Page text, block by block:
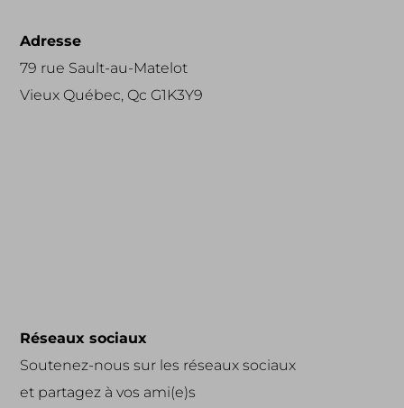
Adresse
79 rue Sault-au-Matelot
Vieux Québec, Qc G1K3Y9
Réseaux sociaux
Soutenez-nous sur les réseaux sociaux
et partagez à vos ami(e)s